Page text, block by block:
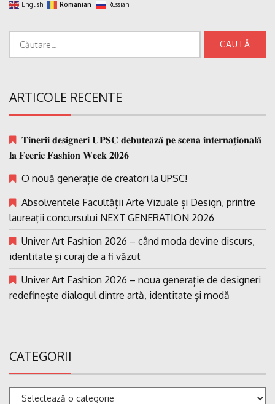
English Romanian Russian
ARTICOLE RECENTE
𝐓𝐢𝐧𝐞𝐫𝐢𝐢 𝐝𝐞𝐬𝐢𝐠𝐧𝐞𝐫𝐢 𝐔𝐏𝐒𝐂 𝐝𝐞𝐛𝐮𝐭𝐞𝐚𝐳𝐚̆ 𝐩𝐞 𝐬𝐜𝐞𝐧𝐚 𝐢𝐧𝐭𝐞𝐫𝐧𝐚𝐭̗𝐢𝐨𝐧𝐚𝐥𝐚̆
𝐥𝐚 𝐅𝐞𝐞𝐫𝐢𝐜 𝐅𝐚𝐬𝐡𝐢𝐨𝐧 𝐖𝐞𝐞𝐤 𝟐𝟎𝟐𝟔
O nouă generație de creatori la UPSC!
Absolventele Facultății Arte Vizuale și Design, printre
laureații concursului NEXT GENERATION 2026
Univer Art Fashion 2026 – când moda devine discurs,
identitate și curaj de a fi văzut
Univer Art Fashion 2026 – noua generație de designeri
redefinește dialogul dintre artă, identitate și modă
CATEGORII
Categorii